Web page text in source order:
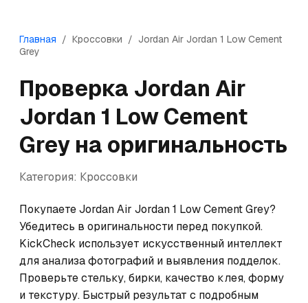
Главная / Кроссовки / Jordan Air Jordan 1 Low Cement
Grey
Проверка Jordan Air
Jordan 1 Low Cement
Grey на оригинальность
Категория: Кроссовки
Покупаете Jordan Air Jordan 1 Low Cement Grey?
Убедитесь в оригинальности перед покупкой.
KickCheck использует искусственный интеллект
для анализа фотографий и выявления подделок.
Проверьте стельку, бирки, качество клея, форму
и текстуру. Быстрый результат с подробным